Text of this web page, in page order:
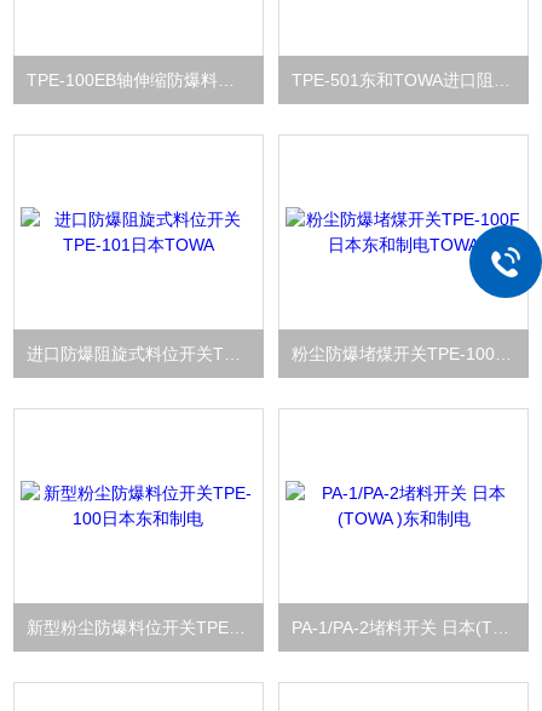
TPE-100EB轴伸缩防爆料位开关日本东和制电
新型粉尘防爆料位开关TPE-100日本东和制电